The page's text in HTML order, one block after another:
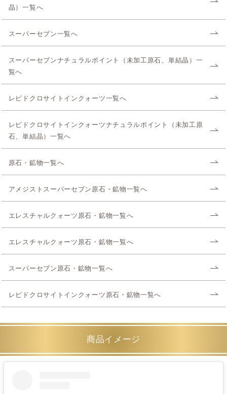
晶）一覧へ
スーパーセブン一覧へ
スーパーセブンナチュラルポイント（未加工原石、単結晶）一
覧へ
レピドクロサイトインクォーツ一覧へ
レピドクロサイトインクォーツナチュラルポイント（未加工原
石、単結晶）一覧へ
原石・鉱物一覧へ
アメジストスーパーセブン原石・鉱物一覧へ
エレスチャルクォーツ原石・鉱物一覧へ
エレスチャルクォーツ原石・鉱物一覧へ
スーパーセブン原石・鉱物一覧へ
レピドクロサイトインクォーツ原石・鉱物一覧へ
商品イメージ